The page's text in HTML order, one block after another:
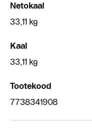
Netokaal
33,11 kg
Kaal
33,11 kg
Tootekood
7738341908